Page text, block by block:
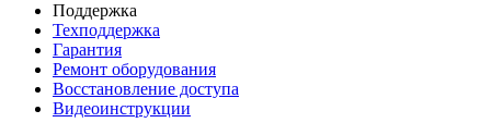
Поддержка
Техподдержка
Гарантия
Ремонт оборудования
Восстановление доступа
Видеоинструкции